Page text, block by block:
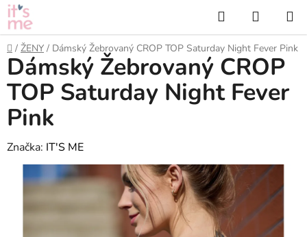
Přejít
na
obsah
Hledat
KOŠÍK
Domů
/ ŽENY / Dámský Žebrovaný CROP TOP Saturday Night Fever Pink
Dámský Žebrovaný CROP
TOP Saturday Night Fever
Pink
Značka: IT'S ME